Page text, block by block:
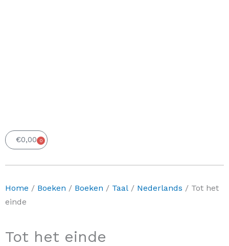
€0,00 0
Winkelwagen
Home / Boeken / Boeken / Taal / Nederlands / Tot het
einde
Tot het einde